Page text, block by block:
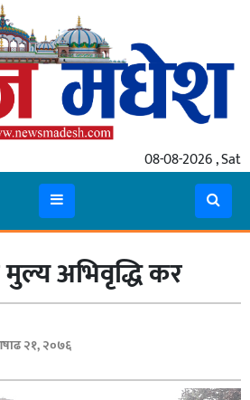
08-08-2026 , Sat
अभिवृद्धि कर
२१, २०७६